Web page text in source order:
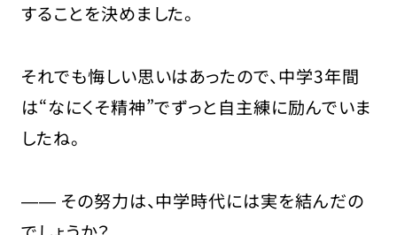
することを決めました。
それでも悔しい思いはあったので、中学3年間
は“なにくそ精神”でずっと自主練に励んでいま
したね。
―― その努力は、中学時代には実を結んだの